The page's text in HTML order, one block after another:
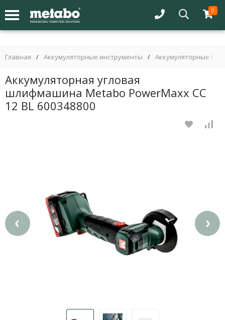
0
Главная / Аккумуляторные инструменты / Аккумуляторные
Аккумуляторная угловая
шлифмашина Metabo PowerMaxx CC
12 BL 600348800
‹ ›